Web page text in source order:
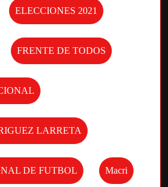
ELECCIONES 2021
FRENTE DE TODOS
LARRETA
DE FUTBOL Macri